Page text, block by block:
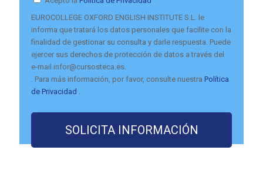
EUROCOLLEGE OXFORD ENGLISH INSTITUTE S.L. le
informa que tratará los datos personales que facilite con la
finalidad de gestionar su consulta y darle respuesta. Puede
ejercer sus derechos de protección de datos a través del
e-mail infor@cursosteca.es.
. Para más información, por favor, consulte nuestra Política
de Privacidad